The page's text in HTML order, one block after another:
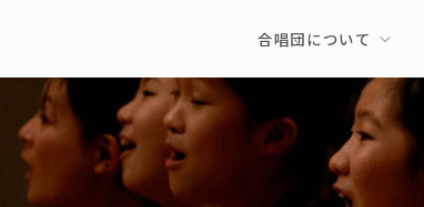
合唱団について